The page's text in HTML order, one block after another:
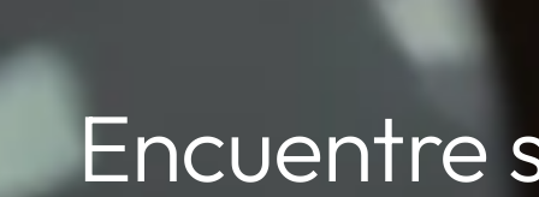
Encuentre